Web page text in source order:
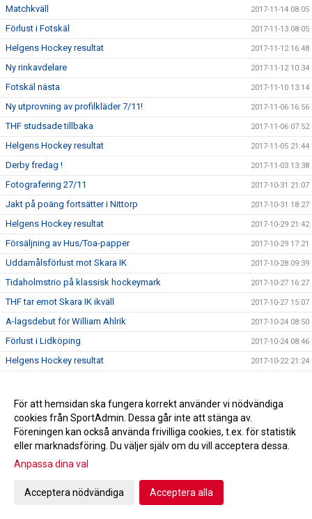
Matchkväll 2017-11-14 08:05
Förlust i Fotskäl 2017-11-13 08:05
Helgens Hockey resultat 2017-11-12 16:48
Ny rinkavdelare 2017-11-12 10:34
Fotskäl nästa 2017-11-10 13:14
Ny utprovning av profilkläder 7/11! 2017-11-06 16:56
THF studsade tillbaka 2017-11-06 07:52
Helgens Hockey resultat 2017-11-05 21:44
Derby fredag ! 2017-11-03 13:38
Fotografering 27/11 2017-10-31 21:07
Jakt på poäng fortsätter i Nittorp 2017-10-31 18:27
Helgens Hockey resultat 2017-10-29 21:42
Försäljning av Hus/Toa-papper 2017-10-29 17:21
Uddamålsförlust mot Skara IK 2017-10-28 09:39
Tidaholmstrio på klassisk hockeymark 2017-10-27 16:27
THF tar emot Skara IK ikväll 2017-10-27 15:07
A-lagsdebut för William Ahlrik 2017-10-24 08:50
Förlust i Lidköping 2017-10-24 08:46
Helgens Hockey resultat 2017-10-22 21:24
Trissbolaget!!! 2017-10-18 22:10
Seger i hemmapremiären! 2017-10-17 21:55
Hus/Toa-pappers försäljning höst 2017
Helgens Hockey resultat
Kiosktider
För att hemsidan ska fungera korrekt använder vi nödvändiga
cookies från SportAdmin. Dessa går inte att stänga av.
Föreningen kan också använda frivilliga cookies, t.ex. för statistik
eller marknadsföring. Du väljer själv om du vill acceptera dessa.
Anpassa dina val
Acceptera nödvändiga Acceptera alla